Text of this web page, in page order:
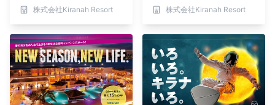
験を【キラナガーデン豊
洲】
株式会社Kiranah Resort
【キラナガーデン豊洲】
株式会社Kiranah Resort